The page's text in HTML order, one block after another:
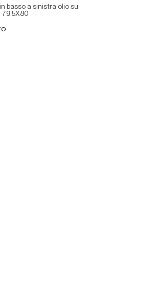
basso a sinistra olio su
79,5X80